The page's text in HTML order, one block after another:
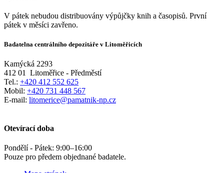
V pátek nebudou distribuovány výpůjčky knih a časopisů. První
pátek v měsíci zavřeno.
Badatelna centrálního depozitáře v Litoměřicích
Kamýcká 2293
412 01
Litoměřice - Předměstí
Tel.: +420 412 552 625
Mobil: +420 731 448 567
E-mail: litomerice@pamatnik-np.cz
Otevírací doba
Pondělí - Pátek: 9:00–16:00
Pouze pro předem objednané badatele.